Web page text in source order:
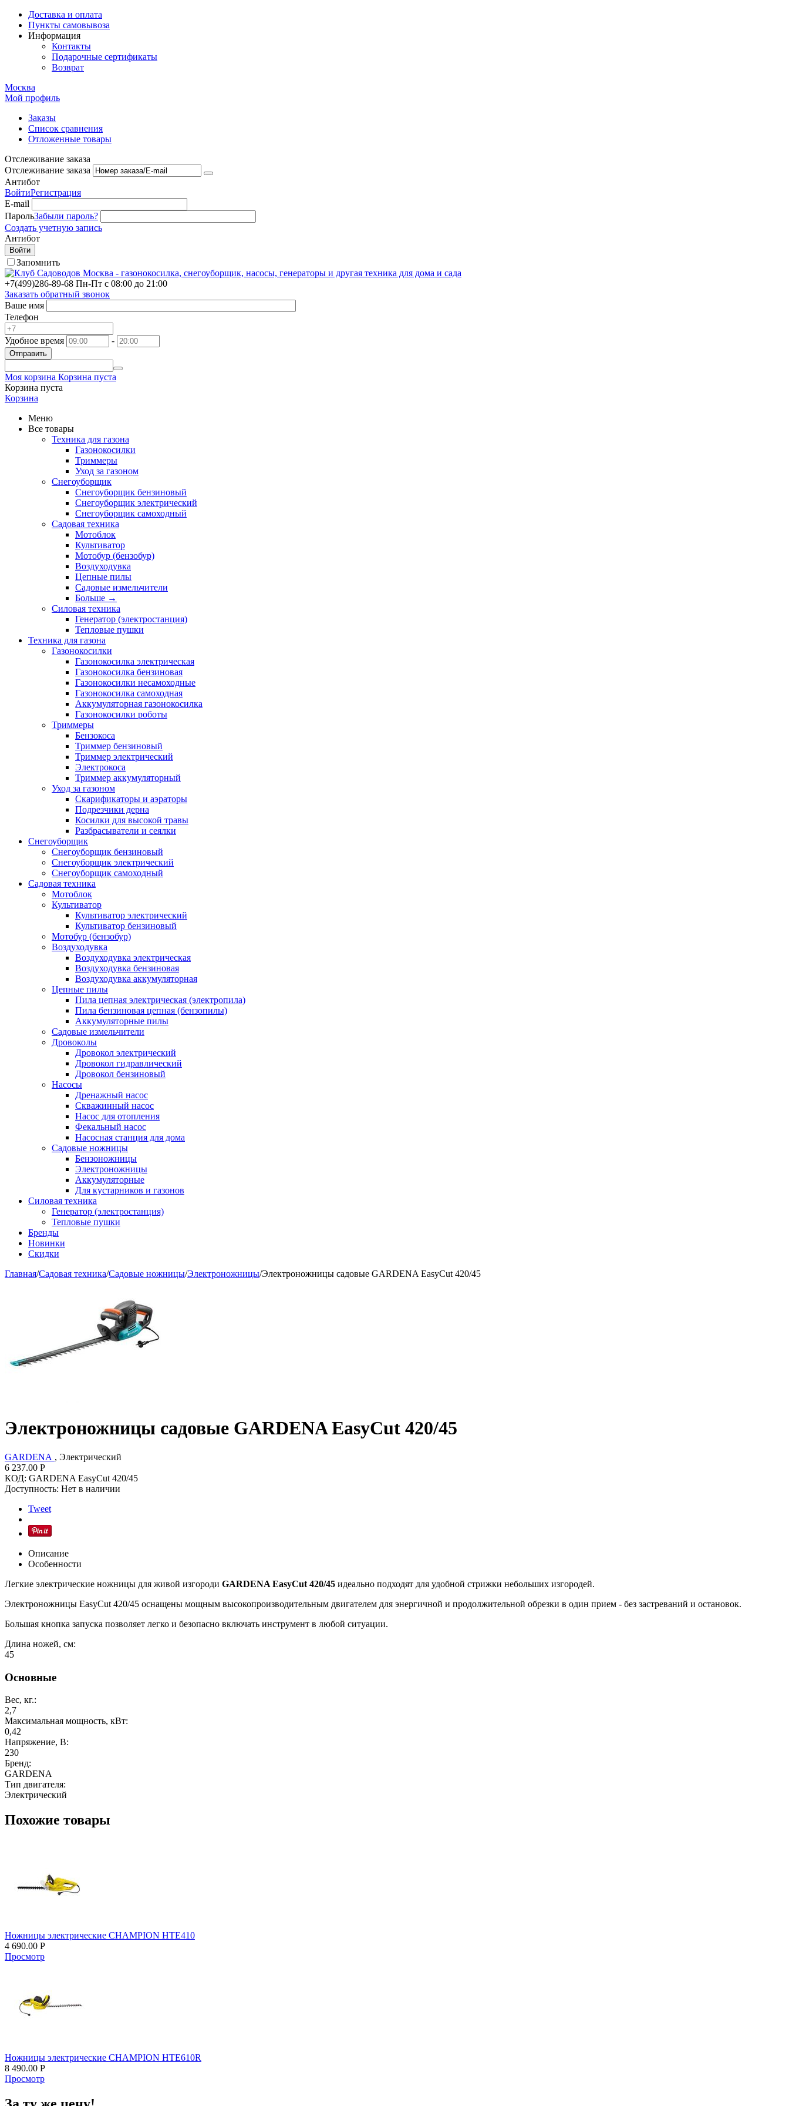
Доставка и оплата
Пункты самовывоза
Информация
Контакты
Подарочные сертификаты
Возврат
Москва
Мой профиль
Заказы
Список сравнения
Отложенные товары
Отслеживание заказа
Отслеживание заказа
Антибот
ВойтиРегистрация
E-mail
ПарольЗабыли пароль?
Создать учетную запись
Антибот
Войти
Запомнить
+7(499)286-89-68 Пн-Пт с 08:00 до 21:00
Заказать обратный звонок
Ваше имя
Телефон
Удобное время -
Отправить
Моя корзина Корзина пуста
Корзина пуста
Корзина
Меню
Все товары
Техника для газона
Газонокосилки
Триммеры
Уход за газоном
Снегоуборщик
Снегоуборщик бензиновый
Снегоуборщик электрический
Снегоуборщик самоходный
Садовая техника
Мотоблок
Культиватор
Мотобур (бензобур)
Воздуходувка
Цепные пилы
Садовые измельчители
Больше →
Силовая техника
Генератор (электростанция)
Тепловые пушки
Техника для газона
Газонокосилки
Газонокосилка электрическая
Газонокосилка бензиновая
Газонокосилки несамоходные
Газонокосилка самоходная
Аккумуляторная газонокосилка
Газонокосилки роботы
Триммеры
Бензокоса
Триммер бензиновый
Триммер электрический
Электрокоса
Триммер аккумуляторный
Уход за газоном
Скарификаторы и аэраторы
Подрезчики дерна
Косилки для высокой травы
Разбрасыватели и сеялки
Снегоуборщик
Снегоуборщик бензиновый
Снегоуборщик электрический
Снегоуборщик самоходный
Садовая техника
Мотоблок
Культиватор
Культиватор электрический
Культиватор бензиновый
Мотобур (бензобур)
Воздуходувка
Воздуходувка электрическая
Воздуходувка бензиновая
Воздуходувка аккумуляторная
Цепные пилы
Пила цепная электрическая (электропила)
Пила бензиновая цепная (бензопилы)
Аккумуляторные пилы
Садовые измельчители
Дровоколы
Дровокол электрический
Дровокол гидравлический
Дровокол бензиновый
Насосы
Дренажный насос
Скважинный насос
Насос для отопления
Фекальный насос
Насосная станция для дома
Садовые ножницы
Бензоножницы
Электроножницы
Аккумуляторные
Для кустарников и газонов
Силовая техника
Генератор (электростанция)
Тепловые пушки
Бренды
Новинки
Скидки
Главная/Садовая техника/Садовые ножницы/Электроножницы/Электроножницы садовые GARDENA EasyCut 420/45
Электроножницы садовые GARDENA EasyCut 420/45
GARDENA , Электрический
6 237.00 Р
КОД: GARDENA EasyCut 420/45
Доступность: Нет в наличии
Tweet
Описание
Особенности
Легкие электрические ножницы для живой изгороди GARDENA EasyCut 420/45 идеально подходят для удобной стрижки небольших изгородей.
Электроножницы EasyCut 420/45 оснащены мощным высокопроизводительным двигателем для энергичной и продолжительной обрезки в один прием - без застреваний и остановок.
Большая кнопка запуска позволяет легко и безопасно включать инструмент в любой ситуации.
Длина ножей, см:
45
Основные
Вес, кг.:
2,7
Максимальная мощность, кВт:
0,42
Напряжение, В:
230
Бренд:
GARDENA
Тип двигателя:
Электрический
Похожие товары
Ножницы электрические CHAMPION HTE410
4 690.00 Р
Просмотр
Ножницы электрические CHAMPION HTE610R
8 490.00 Р
Просмотр